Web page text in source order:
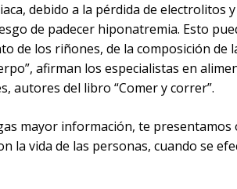
debido a la pérdida de electrolitos
de padecer hiponatremia. Esto
de los riñones, de la composición de
afirman los especialistas en
autores del libro “Comer y correr”.
mayor información, te
la vida de las personas, cuando se